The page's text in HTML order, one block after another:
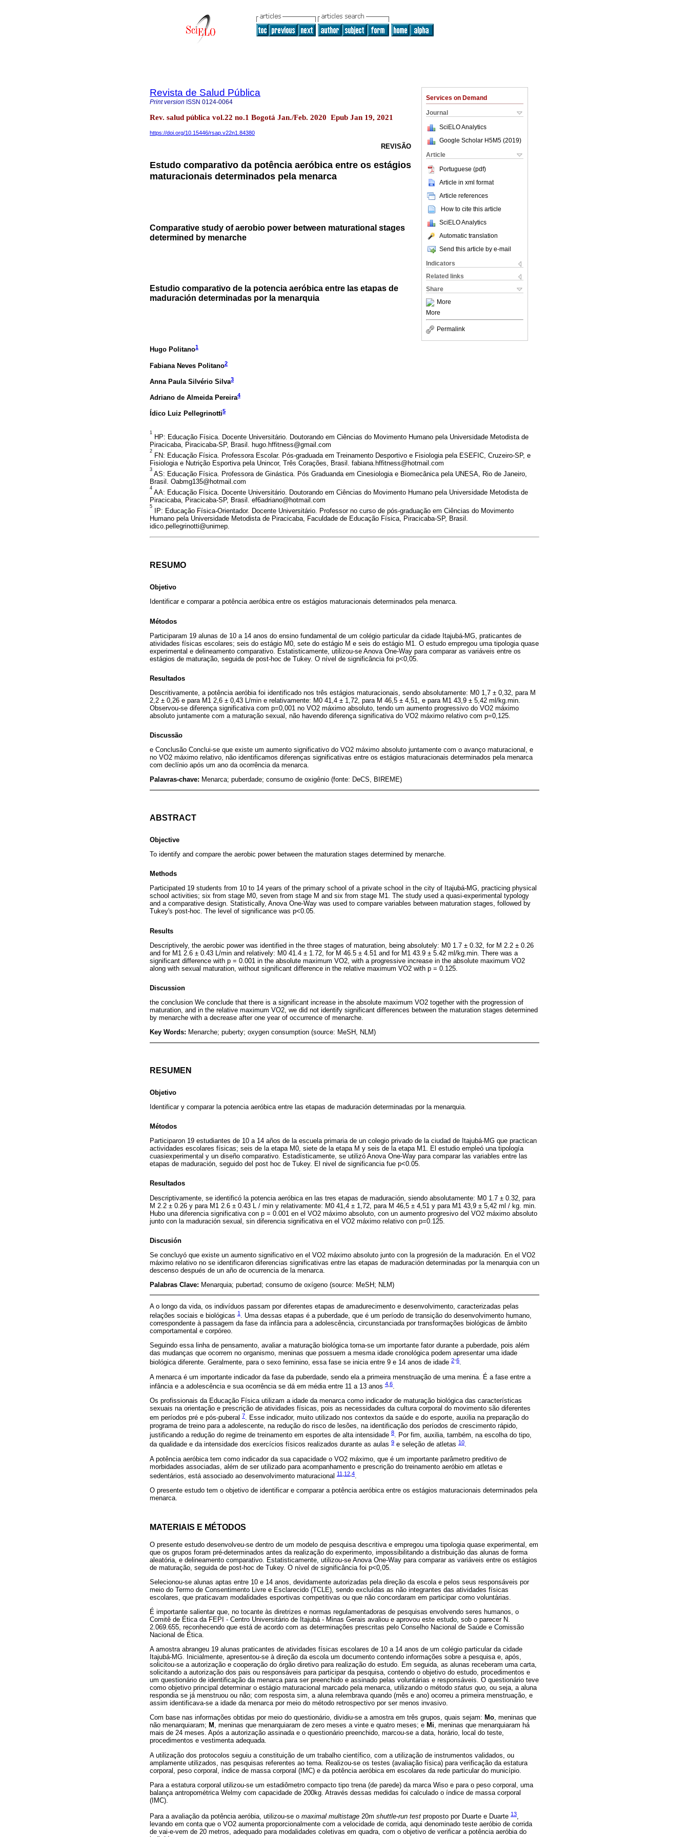
Services on Demand
Journal
SciELO Analytics
Google Scholar H5M5 (2019)
Article
Portuguese (pdf)
Article in xml format
Article references
How to cite this article
SciELO Analytics
Automatic translation
Send this article by e-mail
Indicators
Related links
Share
More
More
Permalink
Revista de Salud Pública
Print version ISSN 0124-0064
Rev. salud pública vol.22 no.1 Bogotá Jan./Feb. 2020 Epub Jan 19, 2021
https://doi.org/10.15446/rsap.v22n1.84380
REVISÃO
Estudo comparativo da potência aeróbica entre os estágios
maturacionais determinados pela menarca
Comparative study of aerobio power between maturational stages
determined by menarche
Estudio comparativo de la potencia aeróbica entre las etapas de
maduración determinadas por la menarquia
Hugo Politano1
Fabiana Neves Politano2
Anna Paula Silvério Silva3
Adriano de Almeida Pereira4
Ídico Luiz Pellegrinotti5
1
HP: Educação Física. Docente Universitário. Doutorando em Ciências do Movimento Humano pela Universidade Metodista de
Piracicaba, Piracicaba-SP, Brasil. hugo.hffitness@gmail.com
2
FN: Educação Física. Professora Escolar. Pós-graduada em Treinamento Desportivo e Fisiologia pela ESEFIC, Cruzeiro-SP, e
Fisiologia e Nutrição Esportiva pela Unincor, Três Corações, Brasil. fabiana.hffitness@hotmail.com
3
AS: Educação Física. Professora de Ginástica. Pós Graduanda em Cinesiologia e Biomecânica pela UNESA, Rio de Janeiro,
Brasil. Oabmg135@hotmail.com
4
AA: Educação Física. Docente Universitário. Doutorando em Ciências do Movimento Humano pela Universidade Metodista de
Piracicaba, Piracicaba-SP, Brasil. ef6adriano@hotmail.com
5
IP: Educação Física-Orientador. Docente Universitário. Professor no curso de pós-graduação em Ciências do Movimento
Humano pela Universidade Metodista de Piracicaba, Faculdade de Educação Física, Piracicaba-SP, Brasil.
idico.pellegrinotti@unimep.
RESUMO
Objetivo
Identificar e comparar a potência aeróbica entre os estágios maturacionais determinados pela menarca.
Métodos
Participaram 19 alunas de 10 a 14 anos do ensino fundamental de um colégio particular da cidade Itajubá-MG, praticantes de
atividades físicas escolares; seis do estágio M0, sete do estágio M e seis do estágio M1. O estudo empregou uma tipologia quase
experimental e delineamento comparativo. Estatisticamente, utilizou-se Anova One-Way para comparar as variáveis entre os
estágios de maturação, seguida de post-hoc de Tukey. O nível de significância foi p<0,05.
Resultados
Descritivamente, a potência aeróbia foi identificado nos três estágios maturacionais, sendo absolutamente: M0 1,7 ± 0,32, para M
2,2 ± 0,26 e para M1 2,6 ± 0,43 L/min e relativamente: M0 41,4 ± 1,72, para M 46,5 ± 4,51, e para M1 43,9 ± 5,42 ml/kg.min.
Observou-se diferença significativa com p=0,001 no VO2 máximo absoluto, tendo um aumento progressivo do VO2 máximo
absoluto juntamente com a maturação sexual, não havendo diferença significativa do VO2 máximo relativo com p=0,125.
Discussão
e Conclusão Conclui-se que existe um aumento significativo do VO2 máximo absoluto juntamente com o avanço maturacional, e
no VO2 máximo relativo, não identificamos diferenças significativas entre os estágios maturacionais determinados pela menarca
com declínio após um ano da ocorrência da menarca.
Palavras-chave: Menarca; puberdade; consumo de oxigênio (fonte: DeCS, BIREME)
ABSTRACT
Objective
To identify and compare the aerobic power between the maturation stages determined by menarche.
Methods
Participated 19 students from 10 to 14 years of the primary school of a private school in the city of Itajubá-MG, practicing physical
school activities; six from stage M0, seven from stage M and six from stage M1. The study used a quasi-experimental typology
and a comparative design. Statistically, Anova One-Way was used to compare variables between maturation stages, followed by
Tukey's post-hoc. The level of significance was p<0.05.
Results
Descriptively, the aerobic power was identified in the three stages of maturation, being absolutely: M0 1.7 ± 0.32, for M 2.2 ± 0.26
and for M1 2.6 ± 0.43 L/min and relatively: M0 41.4 ± 1.72, for M 46.5 ± 4.51 and for M1 43.9 ± 5.42 ml/kg.min. There was a
significant difference with p = 0.001 in the absolute maximum VO2, with a progressive increase in the absolute maximum VO2
along with sexual maturation, without significant difference in the relative maximum VO2 with p = 0.125.
Discussion
the conclusion We conclude that there is a significant increase in the absolute maximum VO2 together with the progression of
maturation, and in the relative maximum VO2, we did not identify significant differences between the maturation stages determined
by menarche with a decrease after one year of occurrence of menarche.
Key Words: Menarche; puberty; oxygen consumption (source: MeSH, NLM)
RESUMEN
Objetivo
Identificar y comparar la potencia aeróbica entre las etapas de maduración determinadas por la menarquia.
Métodos
Participaron 19 estudiantes de 10 a 14 años de la escuela primaria de un colegio privado de la ciudad de Itajubá-MG que practican
actividades escolares físicas; seis de la etapa M0, siete de la etapa M y seis de la etapa M1. El estudio empleó una tipología
cuasiexperimental y un diseño comparativo. Estadísticamente, se utilizó Anova One-Way para comparar las variables entre las
etapas de maduración, seguido del post hoc de Tukey. El nivel de significancia fue p<0.05.
Resultados
Descriptivamente, se identificó la potencia aeróbica en las tres etapas de maduración, siendo absolutamente: M0 1.7 ± 0.32, para
M 2.2 ± 0.26 y para M1 2.6 ± 0.43 L / min y relativamente: M0 41,4 ± 1,72, para M 46,5 ± 4,51 y para M1 43,9 ± 5,42 ml / kg. min.
Hubo una diferencia significativa con p = 0.001 en el VO2 máximo absoluto, con un aumento progresivo del VO2 máximo absoluto
junto con la maduración sexual, sin diferencia significativa en el VO2 máximo relativo con p=0.125.
Discusión
Se concluyó que existe un aumento significativo en el VO2 máximo absoluto junto con la progresión de la maduración. En el VO2
máximo relativo no se identificaron diferencias significativas entre las etapas de maduración determinadas por la menarquia con un
descenso después de un año de ocurrencia de la menarca.
Palabras Clave: Menarquia; pubertad; consumo de oxígeno (source: MeSH; NLM)
A o longo da vida, os indivíduos passam por diferentes etapas de amadurecimento e desenvolvimento, caracterizadas pelas
relações sociais e biológicas 1 . Uma dessas etapas é a puberdade, que é um período de transição do desenvolvimento humano,
correspondente à passagem da fase da infância para a adolescência, circunstanciada por transformações biológicas de âmbito
comportamental e corpóreo.
Seguindo essa linha de pensamento, avaliar a maturação biológica torna-se um importante fator durante a puberdade, pois além
das mudanças que ocorrem no organismo, meninas que possuem a mesma idade cronológica podem apresentar uma idade
biológica diferente. Geralmente, para o sexo feminino, essa fase se inicia entre 9 e 14 anos de idade 2-6.
A menarca é um importante indicador da fase da puberdade, sendo ela a primeira menstruação de uma menina. É a fase entre a
infância e a adolescência e sua ocorrência se dá em média entre 11 a 13 anos 4 6.
Os profissionais da Educação Física utilizam a idade da menarca como indicador de maturação biológica das características
sexuais na orientação e prescrição de atividades físicas, pois as necessidades da cultura corporal do movimento são diferentes
em períodos pré e pós-puberal 7. Esse indicador, muito utilizado nos contextos da saúde e do esporte, auxilia na preparação do
programa de treino para a adolescente, na redução do risco de lesões, na identificação dos períodos de crescimento rápido,
justificando a redução do regime de treinamento em esportes de alta intensidade 8. Por fim, auxilia, também, na escolha do tipo,
da qualidade e da intensidade dos exercícios físicos realizados durante as aulas 9 e seleção de atletas 10.
A potência aeróbica tem como indicador da sua capacidade o VO2 máximo, que é um importante parâmetro preditivo de
morbidades associadas, além de ser utilizado para acompanhamento e prescrição do treinamento aeróbio em atletas e
sedentários, está associado ao desenvolvimento maturacional 11 12 4.
O presente estudo tem o objetivo de identificar e comparar a potência aeróbica entre os estágios maturacionais determinados pela
menarca.
MATERIAIS E MÉTODOS
O presente estudo desenvolveu-se dentro de um modelo de pesquisa descritiva e empregou uma tipologia quase experimental, em
que os grupos foram pré-determinados antes da realização do experimento, impossibilitando a distribuição das alunas de forma
aleatória, e delineamento comparativo. Estatisticamente, utilizou-se Anova One-Way para comparar as variáveis entre os estágios
de maturação, seguida de post-hoc de Tukey. O nível de significância foi p<0,05.
Selecionou-se alunas aptas entre 10 e 14 anos, devidamente autorizadas pela direção da escola e pelos seus responsáveis por
meio do Termo de Consentimento Livre e Esclarecido (TCLE), sendo excluídas as não integrantes das atividades físicas
escolares, que praticavam modalidades esportivas competitivas ou que não concordaram em participar como voluntárias.
É importante salientar que, no tocante às diretrizes e normas regulamentadoras de pesquisas envolvendo seres humanos, o
Comitê de Ética da FEPI - Centro Universitário de Itajubá - Minas Gerais avaliou e aprovou este estudo, sob o parecer N.
2.069.655, reconhecendo que está de acordo com as determinações prescritas pelo Conselho Nacional de Saúde e Comissão
Nacional de Ética.
A amostra abrangeu 19 alunas praticantes de atividades físicas escolares de 10 a 14 anos de um colégio particular da cidade
Itajubá-MG. Inicialmente, apresentou-se à direção da escola um documento contendo informações sobre a pesquisa e, após,
solicitou-se a autorização e cooperação do órgão diretivo para realização do estudo. Em seguida, as alunas receberam uma carta,
solicitando a autorização dos pais ou responsáveis para participar da pesquisa, contendo o objetivo do estudo, procedimentos e
um questionário de identificação da menarca para ser preenchido e assinado pelas voluntárias e responsáveis. O questionário teve
como objetivo principal determinar o estágio maturacional marcado pela menarca, utilizando o método status quo, ou seja, a aluna
respondia se já menstruou ou não; com resposta sim, a aluna relembrava quando (mês e ano) ocorreu a primeira menstruação, e
assim identificava-se a idade da menarca por meio do método retrospectivo por ser menos invasivo.
Com base nas informações obtidas por meio do questionário, dividiu-se a amostra em três grupos, quais sejam: Mo, meninas que
não menarquiaram; M , meninas que menarquiaram de zero meses a vinte e quatro meses; e Mi, meninas que menarquiaram há
mais de 24 meses. Após a autorização assinada e o questionário preenchido, marcou-se a data, horário, local do teste,
procedimentos e vestimenta adequada.
A utilização dos protocolos seguiu a constituição de um trabalho científico, com a utilização de instrumentos validados, ou
amplamente utilizados, nas pesquisas referentes ao tema. Realizou-se os testes (avaliação física) para verificação da estatura
corporal, peso corporal, índice de massa corporal (IMC) e da potência aeróbica em escolares da rede particular do município.
Para a estatura corporal utilizou-se um estadiômetro compacto tipo trena (de parede) da marca Wiso e para o peso corporal, uma
balança antropométrica Welmy com capacidade de 200kg. Através dessas medidas foi calculado o índice de massa corporal
(IMC).
Para a avaliação da potência aeróbia, utilizou-se o maximal multistage 20m shuttle-run test proposto por Duarte e Duarte 13,
levando em conta que o VO2 aumenta proporcionalmente com a velocidade de corrida, aqui denominado teste aeróbio de corrida
de vai-e-vem de 20 metros, adequado para modalidades coletivas em quadra, com o objetivo de verificar a potência aeróbia do